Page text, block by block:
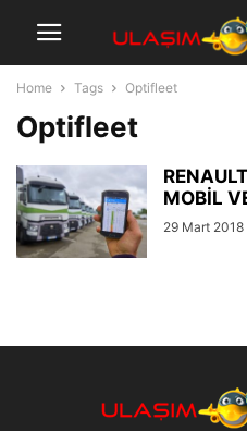
Home Tags Optifleet
Optifleet
MOBİL
29 Mart 2018